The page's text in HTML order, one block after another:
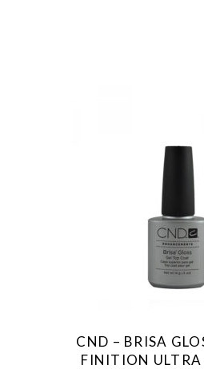
CND – BRISA
FINITION ULTRA